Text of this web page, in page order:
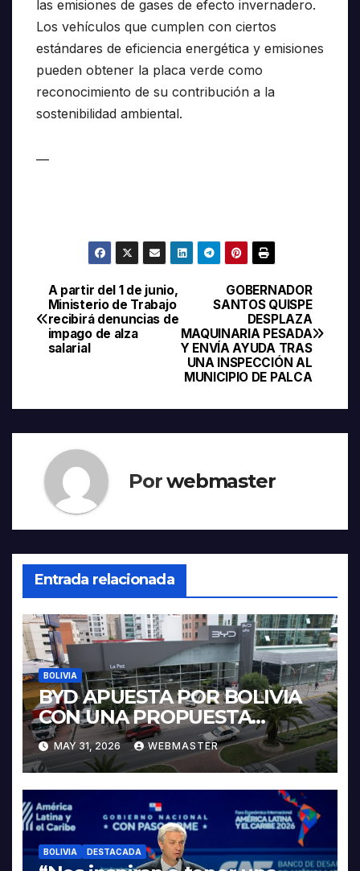
las emisiones de gases de efecto invernadero.
Los vehículos que cumplen con ciertos
estándares de eficiencia energética y emisiones
pueden obtener la placa verde como
reconocimiento de su contribución a la
sostenibilidad ambiental.
—
Navegación
de
GOBERNADOR
SANTOS QUISPE
DESPLAZA
MAQUINARIA PESADA
Y ENVÍA AYUDA TRAS
UNA INSPECCIÓN AL
MUNICIPIO DE PALCA
A partir del 1 de junio,
Ministerio de Trabajo
recibirá denuncias de
impago de alza
salarial
Porwebmaster
Entrada relacionada
BOLIVIA
BYD APUESTA POR BOLIVIA
CON UNA PROPUESTA
INTEGRAL PARA IMPULSAR
LA ELECTROMOVILIDAD Y LA
INDUSTRIALIZACIÓN DEL
LITIO
MAY 31, 2026 WEBMASTER
BOLIVIA DESTACADA